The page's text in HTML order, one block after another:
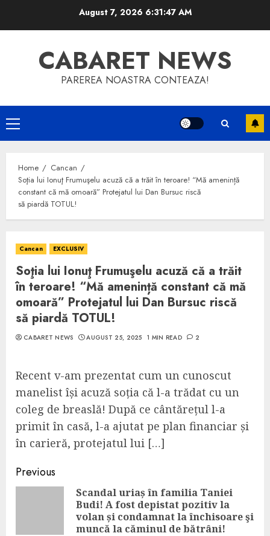
August 7, 2026 6:31:47 AM
CABARET NEWS
PAREREA NOASTRA CONTEAZA!
Primary
Menu
Home
Cancan
Soţia lui Ionuţ Frumuşelu acuză că a trăit în teroare! “Mă amenință
constant că mă omoară” Protejatul lui Dan Bursuc riscă
să piardă TOTUL!
Cancan EXCLUSIV
Soţia lui Ionuţ Frumuşelu acuză că a trăit
în teroare! “Mă amenință constant că mă
omoară” Protejatul lui Dan Bursuc riscă
să piardă TOTUL!
CABARET NEWS AUGUST 25, 2025 1 MIN READ 2
Recent v-am prezentat cum un cunoscut
manelist își acuză soția că l-a trădat cu un
coleg de breaslă! După ce cântărețul l-a
primit în casă, l-a ajutat pe plan financiar și
în carieră, protejatul lui […]
Continue
Reading
Previous
Scandal uriaș în familia Taniei
Budi! A fost depistat pozitiv la
volan și condamnat la închisoare şi
muncă la căminul de bătrâni!